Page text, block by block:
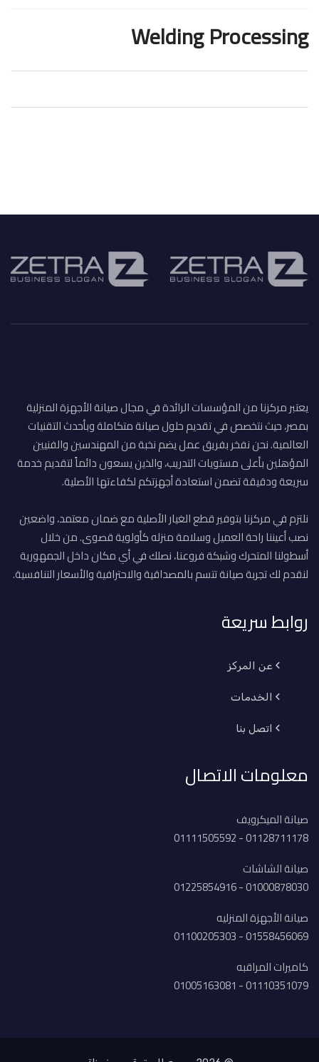
Welding Processing
يعتبر مركزنا من المؤسسات الرائدة في مجال صيانة الأجهزة المنزلية
بمصر، حيث نتخصص في تقديم حلول صيانة متكاملة وبأحدث التقنيات
العالمية. نحن نفخر بفريق عمل يضم نخبة من المهندسين والفنيين
المؤهلين بأعلى مستويات التدريب، والذين يسعون دائماً لتقديم خدمة
سريعة ودقيقة تضمن استعادة أجهزتكم لكفاءتها الأصلية.
نلتزم في مركزنا بتوفير قطع الغيار الأصلية مع ضمان معتمد، واضعين
نصب أعيننا راحة العميل وسلامة منزله كأولوية قصوى. من خلال
أسطولنا المتحرك وشبكة فروعنا، نصلك في أي مكان داخل الجمهورية
لنقدم لك تجربة صيانة تتسم بالمصداقية والاحترافية والأسعار التنافسية.
روابط سريعة
عن المركز
الخدمات
اتصل بنا
معلومات الاتصال
صيانة الميكرويف
01128711178 - 01111505592
صيانة الشاشات
01000878030 - 01225854916
صيانة الأجهزة المنزليه
01558456069 - 01100205303
كاميرات المراقبه
01110351079 - 01005163081